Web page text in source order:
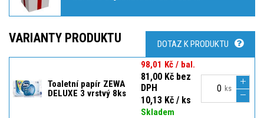
VARIANTY PRODUKTU DOTAZ K PRODUKTU
Toaletní papír ZEWA
DELUXE 3 vrstvý 8ks
98,01 Kč / bal.
81,00 Kč bez
DPH
10,13 Kč / ks
Skladem
ks